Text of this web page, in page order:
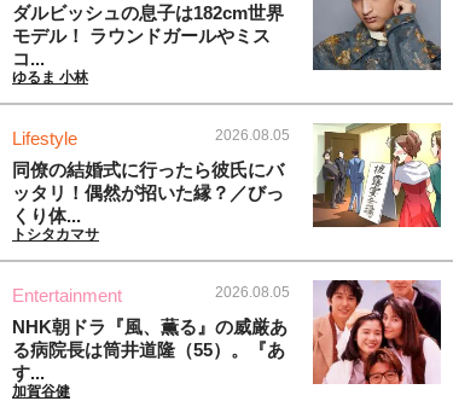
ダルビッシュの息子は182cm世界
モデル！ ラウンドガールやミス
コ...
ゆるま 小林
Lifestyle 2026.08.05
同僚の結婚式に行ったら彼氏にバ
ッタリ！偶然が招いた縁？／びっ
くり体...
トシタカマサ
Entertainment 2026.08.05
NHK朝ドラ『風、薫る』の威厳あ
る病院長は筒井道隆（55）。『あ
す...
加賀谷健